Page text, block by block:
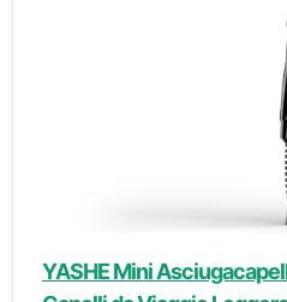
YASHE Mini